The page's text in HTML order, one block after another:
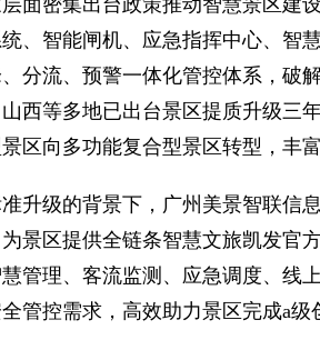
面密集出台政策推动智慧景区建
、智能闸机、应急指挥中心、智
分流、预警一体化管控体系，破
西等多地已出台景区提质升级三
区向多功能复合型景区转型，丰
升级的背景下，广州美景智联信
景区提供全链条智慧文旅凯发官
管理、客流监测、应急调度、线
管控需求，高效助力景区完成a